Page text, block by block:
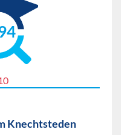
Knechtsteden